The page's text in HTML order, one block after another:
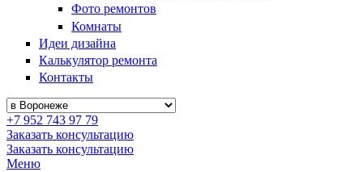
Фото ремонтов
Комнаты
Идеи дизайна
Калькулятор ремонта
Контакты
+7 952 743 97 79
Заказать консультацию
Заказать консультацию
Меню